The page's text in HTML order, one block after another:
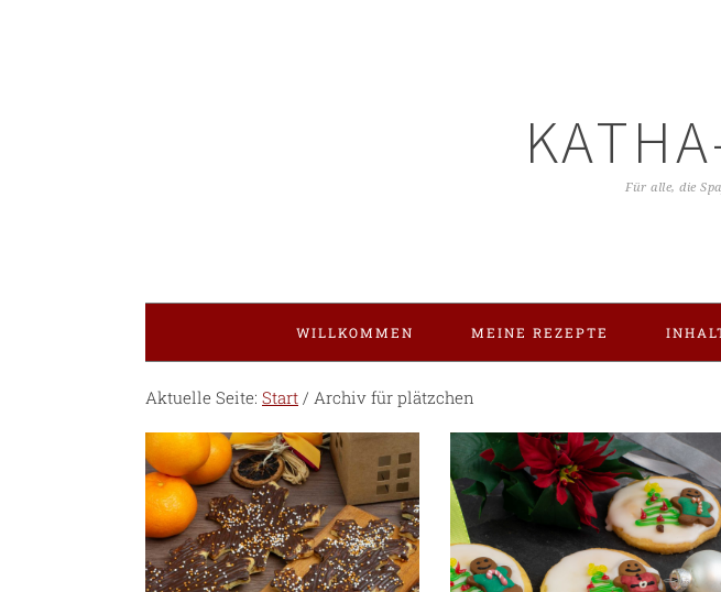
Für alle, die
WILLKOMMEN MEINE REZEPTE
Aktuelle Seite: Start / Archiv für plätzchen